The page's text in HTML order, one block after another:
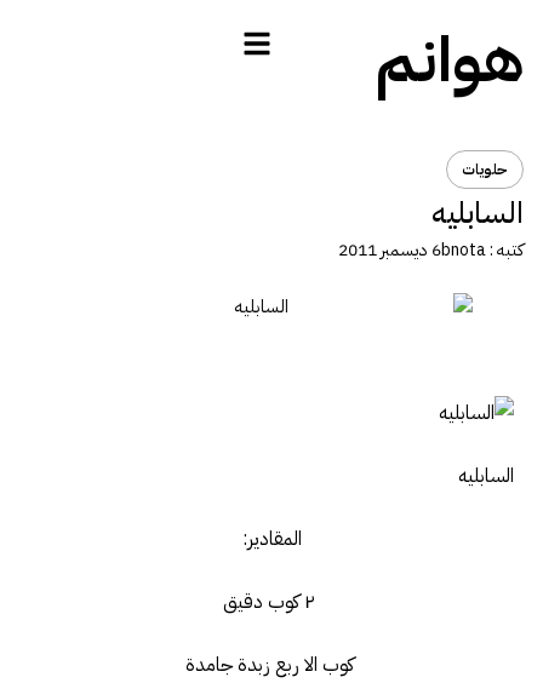
هوانم
حلويات
السابليه
كتبه :bnota6 ديسمبر 2011
السابليه
المقادير:
كوب الا ربع زبدة جامدة